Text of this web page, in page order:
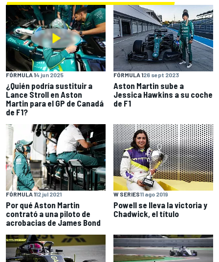
FÓRMULA 14 jun 2025
¿Quién podría sustituir a
Lance Stroll en Aston
Martin para el GP de Canadá
de F1?
FÓRMULA 126 sept 2023
Aston Martin sube a
Jessica Hawkins a su coche
de F1
FÓRMULA 112 jul 2021
Por qué Aston Martin
contrató a una piloto de
acrobacias de James Bond
W SERIES11 ago 2019
Powell se lleva la victoria y
Chadwick, el título